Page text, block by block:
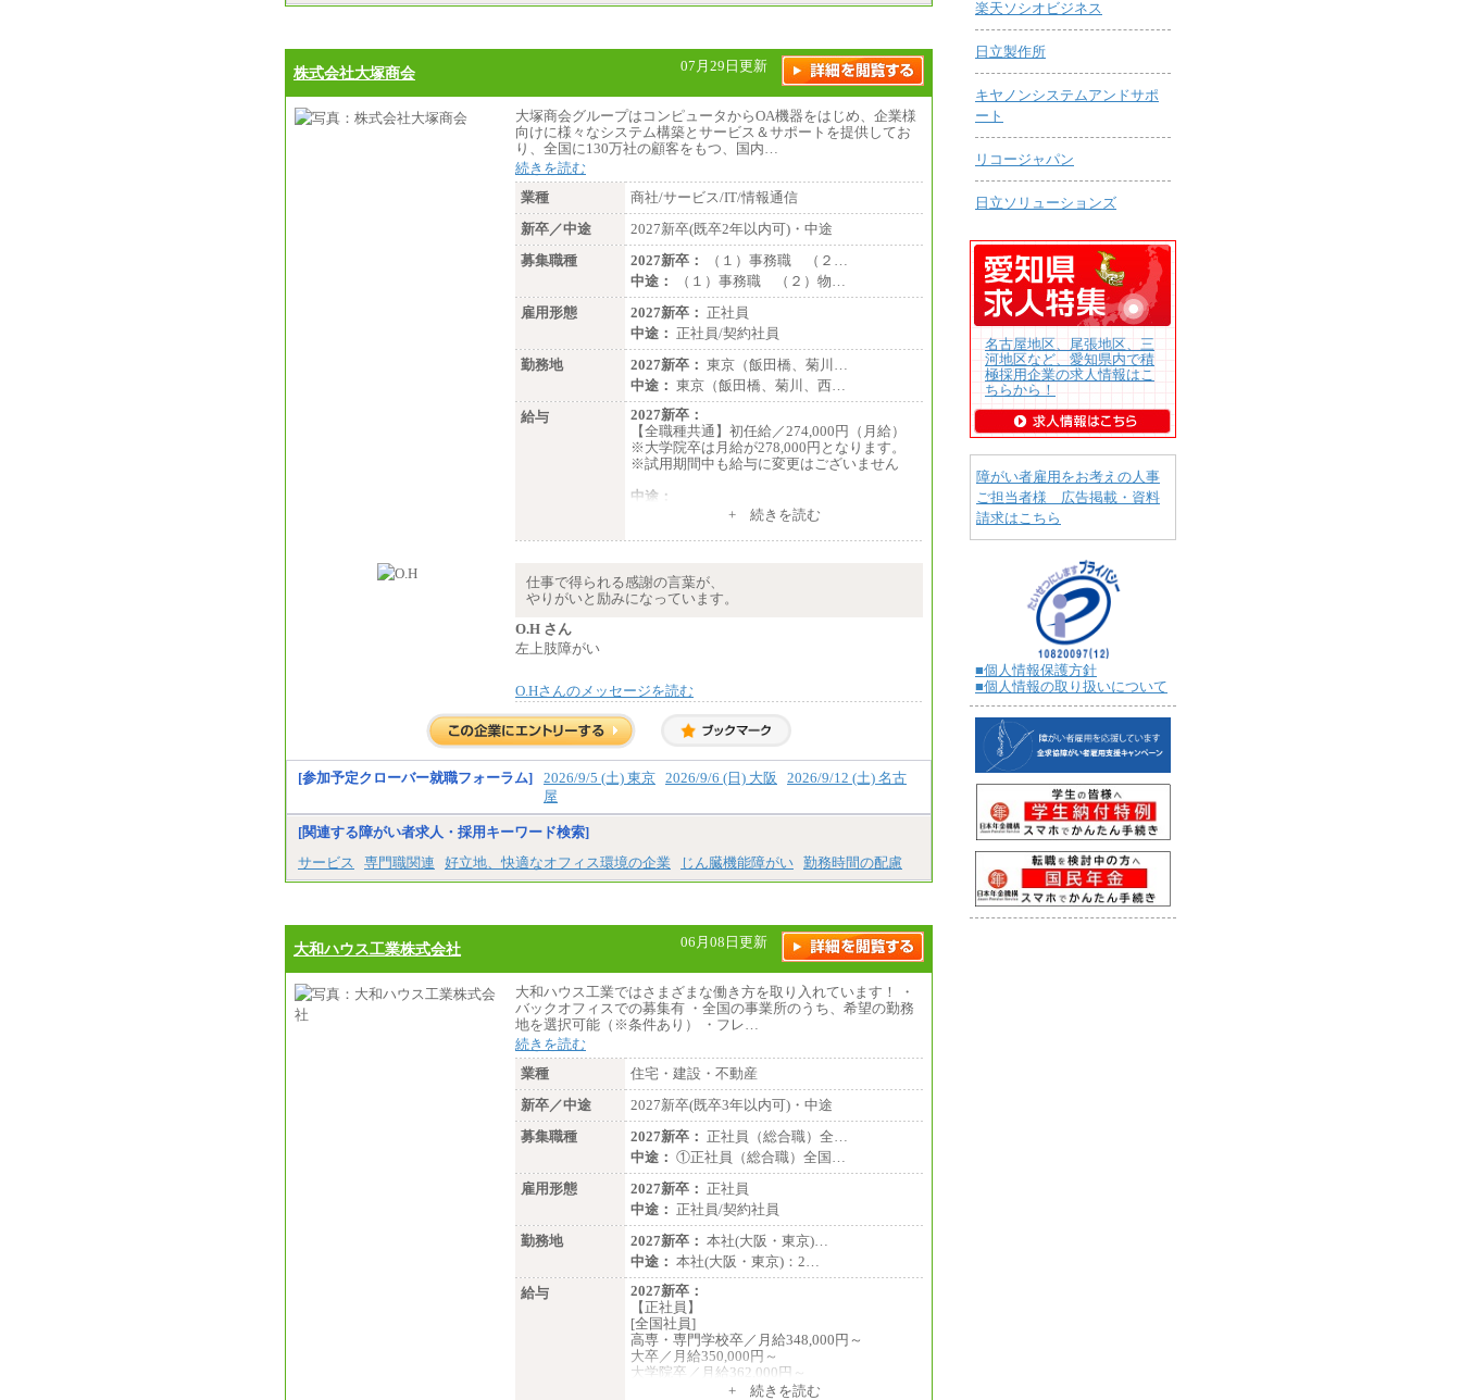
株式会社大塚商会 07月29日更新
大塚商会グループはコンピュータからOA機器をはじめ、企業様
向けに様々なシステム構築とサービス＆サポートを提供してお
り、全国に130万社の顧客をもつ、国内…
続きを読む
業種
商社/サービス/IT/情報通信
新卒／中途
2027新卒(既卒2年以内可)・中途
募集職種
2027新卒：
（１）事務職 （２…
中途：
（１）事務職 （２）物…
雇用形態
2027新卒： 正社員
中途： 正社員/契約社員
勤務地
2027新卒： 東京（飯田橋、菊川…
中途： 東京（飯田橋、菊川、西…
給与
2027新卒：
【全職種共通】初任給／274,000円（月給）
※大学院卒は月給が278,000円となります。
※試用期間中も給与に変更はございません
中途：
（１）～（４）274,000円（月給）～
（５）235,000円（月給）～
※経験・年齢などを考慮のうえ、当社規程に
※業務内容・勤務形態に応じて、上記給与の
範囲内でご相談をさせていただく事がありま
す
+ 続きを読む
仕事で得られる感謝の言葉が、
やりがいと励みになっています。
O.H さん
左上肢障がい
O.Hさんのメッセージを読む
[参加予定クローバー就職フォーラム] 2026/9/5 (土) 東京 2026/9/6 (日) 大阪
2026/9/12 (土) 名古
屋
[関連する障がい者求人・採用キーワード検索]
サービス
専門職関連 好立地、快適なオフィス環境の企業 じん臓機能障がい 勤務時間の配慮
大和ハウス工業株式会社 06月08日更新
大和ハウス工業ではさまざまな働き方を取り入れています！ ・
バックオフィスでの募集有 ・全国の事業所のうち、希望の勤務
地を選択可能（※条件あり） ・フレ…
続きを読む
業種
住宅・建設・不動産
新卒／中途
2027新卒(既卒3年以内可)・中途
募集職種
2027新卒： 正社員（総合職）全…
中途： ①正社員（総合職）全国…
雇用形態
2027新卒： 正社員
中途： 正社員/契約社員
勤務地
2027新卒： 本社(大阪・東京)…
中途： 本社(大阪・東京)：2…
給与
2027新卒：
【正社員】
[全国社員]
高専・専門学校卒／月給348,000円～
大卒／月給350,000円～
大学院卒／月給362,000円～
[地域社員]月給295,000円～
+ 続きを読む
楽天ソシオビジネス
日立製作所
キヤノンシステムアンドサポ
ート
リコージャパン
日立ソリューションズ
名古屋地区、尾張地区、三
河地区など、愛知県内で積
極採用企業の求人情報はこ
ちらから！
障がい者雇用をお考えの人事
ご担当者様 広告掲載・資料
請求はこちら
■個人情報保護方針
■個人情報の取り扱いについて